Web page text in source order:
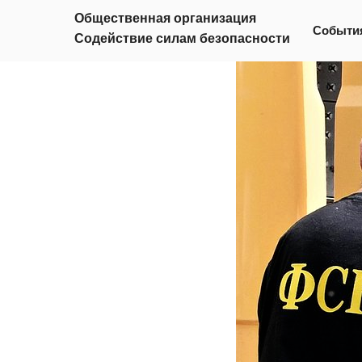
Общественная организация
Содействие силам безопасности